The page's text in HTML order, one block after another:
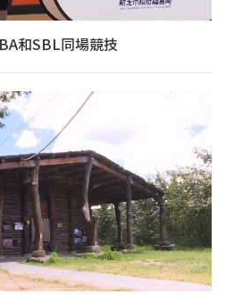
和SBL同場競技